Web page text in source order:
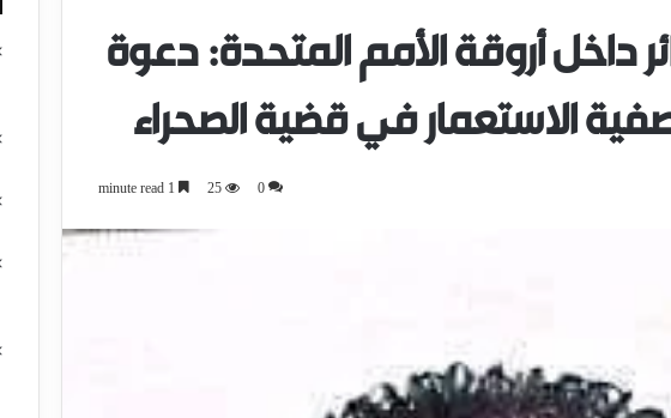
داخل أروقة الأمم المتحدة: دعوة
الاستعمار في قضية الصحراء
0
25